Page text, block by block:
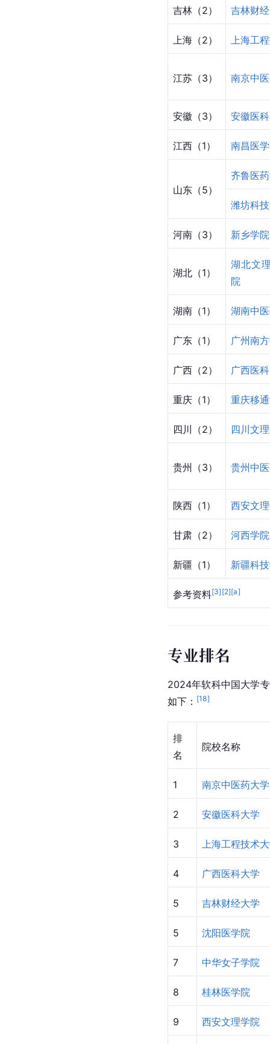
吉林（2） 吉林财
上海（2） 上海工
江苏（3） 南京中
安徽（3） 安徽医
江西（1） 南昌医
山东（5）
齐鲁医
潍坊科
河南（3） 新乡学院
湖北（1）
湖北文
院
湖南（1） 湖南中
广东（1） 广州南
广西（2） 广西医
重庆（1） 重庆移
四川（2） 四川文
贵州（3） 贵州中
陕西（1） 西安文
甘肃（2） 河西学院
新疆（1） 新疆科
参考资料[3] [2][a]
专业排名
2024年软科中国大学
如下： [18]
排
名
院校名称
1 南京中医药大学
2 安徽医科大学
3 上海工程技术
4 广西医科大学
5 吉林财经大学
5 沈阳医学院
7 中华女子学院
8 桂林医学院
9 西安文理学院